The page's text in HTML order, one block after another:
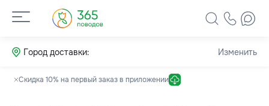
Город доставки: Изменить
Скидка 10% на первый заказ в приложении